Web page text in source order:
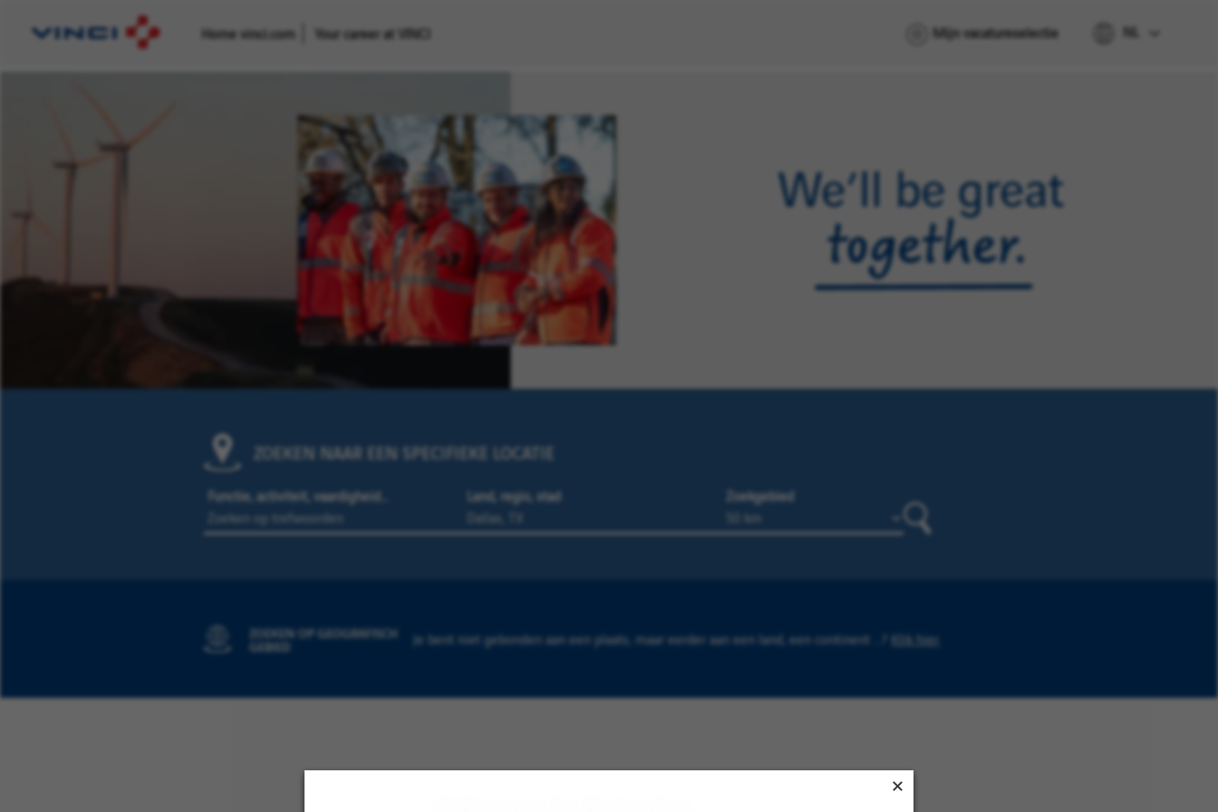
Home vinci.com Your career at VINCI Mijn vacatureselectie NL
ZOEKEN NAAR EEN SPECIFIEKE LOCATIE
Functie, activiteit, vaardigheid… Land, regio, stad Zoekgebied
ZOEKEN OP GEOGRAFISCH
GEBIED Je bent niet gebonden aan een plaats, maar eerder aan een land, een continent ...? Klik hier